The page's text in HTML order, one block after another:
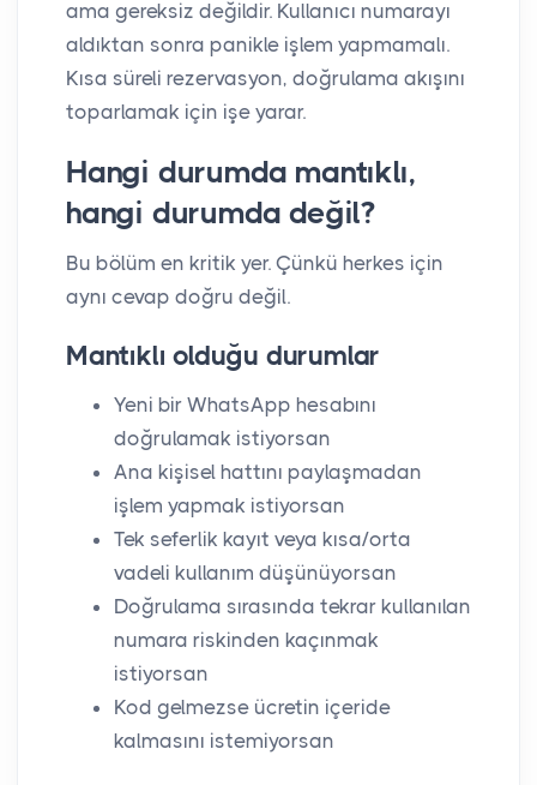
ama gereksiz değildir. Kullanıcı numarayı
aldıktan sonra panikle işlem yapmamalı.
Kısa süreli rezervasyon, doğrulama akışını
toparlamak için işe yarar.
Hangi durumda mantıklı,
hangi durumda değil?
Bu bölüm en kritik yer. Çünkü herkes için
aynı cevap doğru değil.
Mantıklı olduğu durumlar
Yeni bir WhatsApp hesabını
doğrulamak istiyorsan
Ana kişisel hattını paylaşmadan
işlem yapmak istiyorsan
Tek seferlik kayıt veya kısa/orta
vadeli kullanım düşünüyorsan
Doğrulama sırasında tekrar kullanılan
numara riskinden kaçınmak
istiyorsan
Kod gelmezse ücretin içeride
kalmasını istemiyorsan